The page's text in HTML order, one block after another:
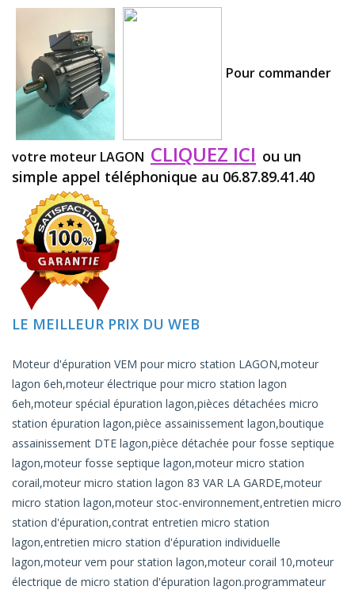
Pour commander
votre moteur LAGON CLIQUEZ ICI ou un
simple appel téléphonique au 06.87.89.41.40
LE MEILLEUR PRIX DU WEB
Moteur d'épuration VEM pour micro station LAGON,moteur
lagon 6eh,moteur électrique pour micro station lagon
6eh,moteur spécial épuration lagon,pièces détachées micro
station épuration lagon,pièce assainissement lagon,boutique
assainissement DTE lagon,pièce détachée pour fosse septique
lagon,moteur fosse septique lagon,moteur micro station
corail,moteur micro station lagon 83 VAR LA GARDE,moteur
micro station lagon,moteur stoc-environnement,entretien micro
station d'épuration,contrat entretien micro station
lagon,entretien micro station d'épuration individuelle
lagon,moteur vem pour station lagon,moteur corail 10,moteur
électrique de micro station d'épuration lagon.programmateur